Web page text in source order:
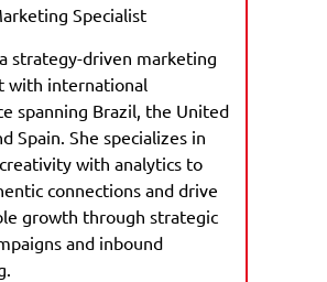
Specialist
strategy-driven marketing
with international
spanning Brazil, the United
Spain. She specializes in
with analytics to
connections and drive
growth through strategic
and inbound